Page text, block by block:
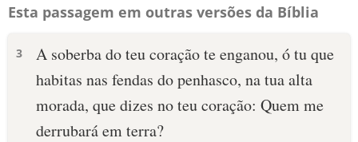
Esta passagem em outras versões da Bíblia
3
A soberba do teu coração te enganou, ó tu que
habitas nas fendas do penhasco, na tua alta
morada, que dizes no teu coração: Quem me
derrubará em terra?